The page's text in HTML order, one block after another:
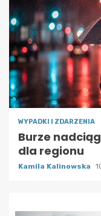
WYPADKI I ZDARZENIA
Burze
dla regionu
Kamila Kalinowska